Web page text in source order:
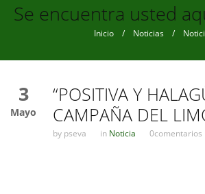
Se encuentra usted
Inicio/ Noticias/
3
Mayo
“POSITIVA Y
CAMPAÑA DEL
by pseva in Noticia 0comentarios